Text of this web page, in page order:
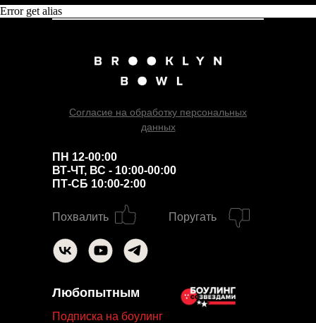
Error get alias
Согласие на обработку персональных
данных
Похвалить Поругать
Подписка на боулинг
Любопытным
ПН 12-00:00
ВТ-ЧТ, ВС - 10:00-00:00
ПТ-СБ 10:00-2:00